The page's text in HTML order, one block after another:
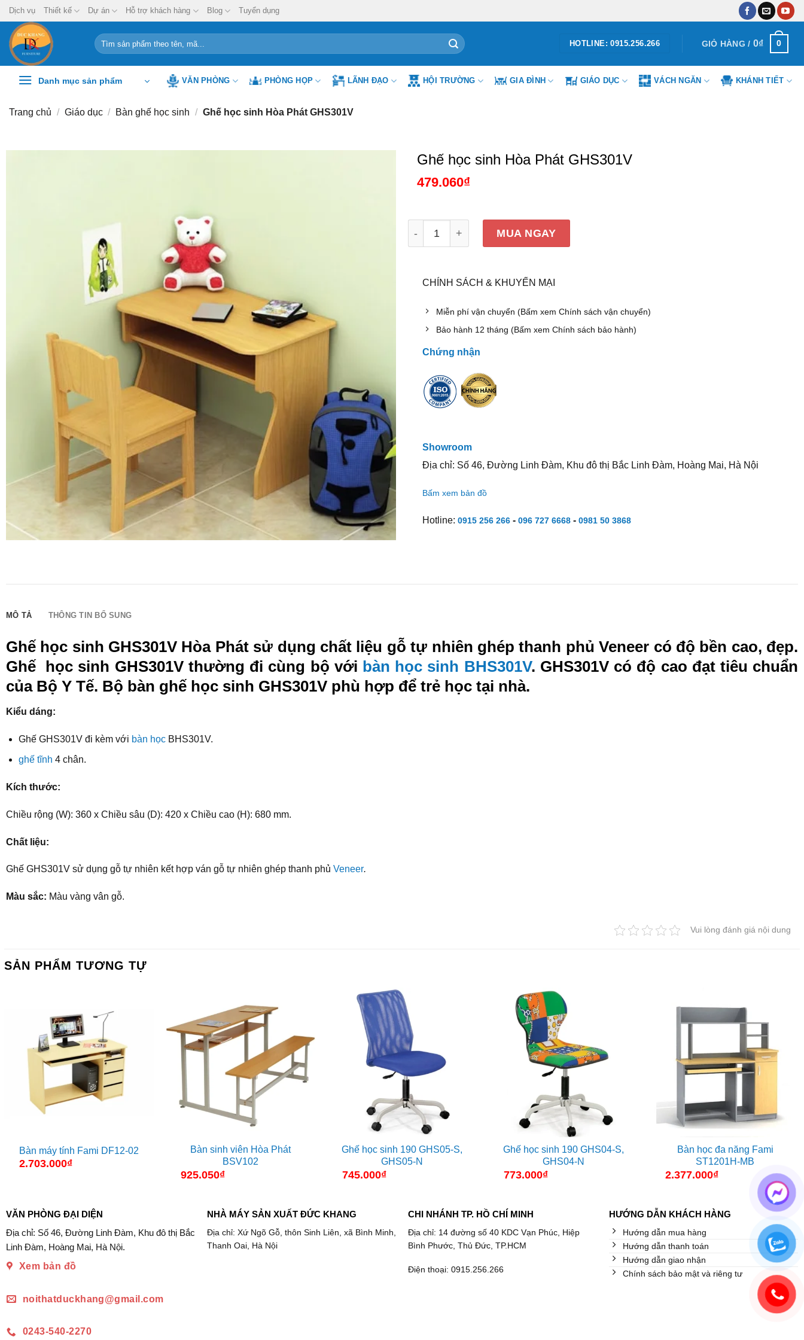
Chuyển
đến
nội
dung
Dịch vụ Thiết kế Dự án Hỗ trợ khách hàng Blog Tuyển dụng
Tìm
kiếm:
HOTLINE: 0915.256.266 GIỎ HÀNG / 0₫ 0
Danh mục sản phẩm VĂN PHÒNG PHÒNG HỌP LÃNH ĐẠO HỘI TRƯỜNG GIA ĐÌNH GIÁO DỤC VÁCH NGĂN KHÁNH TIẾT
Trang chủ / Giáo dục / Bàn ghế học sinh / Ghế học sinh Hòa Phát GHS301V
Ghế học sinh Hòa Phát GHS301V
479.060₫
MUA NGAY
CHÍNH SÁCH & KHUYẾN MẠI
Miễn phí vận chuyển (Bấm xem Chính sách vận chuyển)
Bảo hành 12 tháng (Bấm xem Chính sách bảo hành)
Chứng nhận
Showroom
Địa chỉ: Số 46, Đường Linh Đàm, Khu đô thị Bắc Linh Đàm, Hoàng Mai, Hà Nội
Bấm xem bản đồ
Hotline: 0915 256 266- 096 727 6668- 0981 50 3868
MÔ TẢ THÔNG TIN BỔ SUNG
Ghế học sinh GHS301V Hòa Phát sử dụng chất liệu gỗ tự nhiên ghép thanh phủ Veneer có độ bền cao, đẹp.
Ghế học sinh GHS301V thường đi cùng bộ với bàn học sinh BHS301V. GHS301V có độ cao đạt tiêu chuẩn
của Bộ Y Tế. Bộ bàn ghế học sinh GHS301V phù hợp để trẻ học tại nhà.
Kiểu dáng:
Ghế GHS301V đi kèm với bàn họcBHS301V.
ghế tĩnh 4 chân.
Kích thước:
Chiều rộng (W): 360 x Chiều sâu (D): 420 x Chiều cao (H): 680 mm.
Chất liệu:
Ghế GHS301V sử dụng gỗ tự nhiên kết hợp ván gỗ tự nhiên ghép thanh phủ Veneer.
Màu sắc: Màu vàng vân gỗ.
Vui lòng đánh giá nội dung
SẢN PHẨM TƯƠNG TỰ
Bàn máy tính Fami DF12-02
2.703.000₫
Bàn sinh viên Hòa Phát
BSV102
925.050₫
Ghế học sinh 190 GHS05-S,
GHS05-N
745.000₫
Ghế học sinh 190 GHS04-S,
GHS04-N
773.000₫
Bàn học đa năng Fami
ST1201H-MB
2.377.000₫
VĂN PHÒNG ĐẠI DIỆN
Địa chỉ: Số 46, Đường Linh Đàm, Khu đô thị Bắc
Linh Đàm, Hoàng Mai, Hà Nội.
Xem bản đồ
noithatduckhang@gmail.com
0243-540-2270
NHÀ MÁY SẢN XUẤT ĐỨC KHANG
Địa chỉ: Xứ Ngõ Gỗ, thôn Sinh Liên, xã Bình Minh,
Thanh Oai, Hà Nội
CHI NHÁNH TP. HỒ CHÍ MINH
Địa chỉ: 14 đường số 40 KDC Vạn Phúc, Hiệp
Bình Phước, Thủ Đức, TP.HCM
Điện thoại: 0915.256.266
HƯỚNG DẪN KHÁCH HÀNG
Hướng dẫn mua hàng
Hướng dẫn thanh toán
Hướng dẫn giao nhận
Chính sách bảo mật và riêng tư